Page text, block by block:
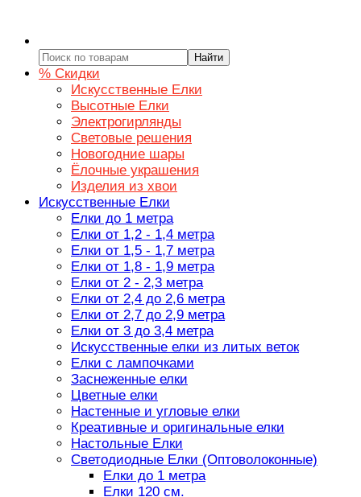
Найти
% Скидки
Искусственные Елки
Высотные Елки
Электрогирлянды
Световые решения
Новогодние шары
Ёлочные украшения
Изделия из хвои
Искусственные Елки
Елки до 1 метра
Елки от 1,2 - 1,4 метра
Елки от 1,5 - 1,7 метра
Елки от 1,8 - 1,9 метра
Елки от 2 - 2,3 метра
Елки от 2,4 до 2,6 метра
Елки от 2,7 до 2,9 метра
Елки от 3 до 3,4 метра
Искусственные елки из литых веток
Елки с лампочками
Заснеженные елки
Цветные елки
Настенные и угловые елки
Креативные и оригинальные елки
Настольные Елки
Светодиодные Елки (Оптоволоконные)
Елки до 1 метра
Елки 120 см.